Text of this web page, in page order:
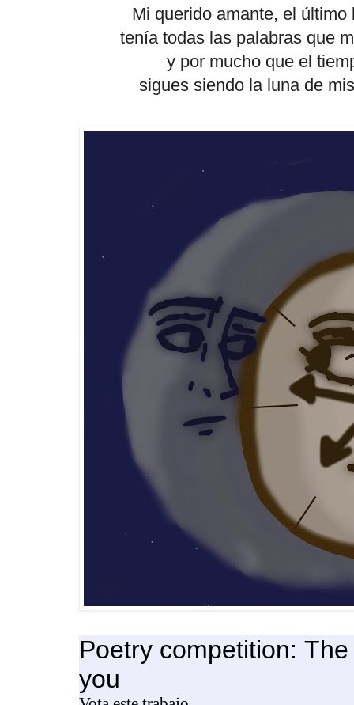
Mi querido amante, el
tenía todas las palabras que
y por mucho que el
sigues siendo la luna de